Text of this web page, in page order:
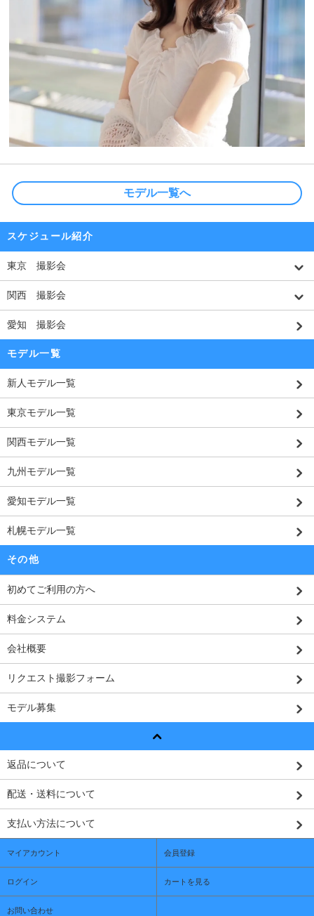
モデル一覧へ
スケジュール紹介
東京 撮影会
関西 撮影会
愛知 撮影会
モデル一覧
新人モデル一覧
東京モデル一覧
関西モデル一覧
九州モデル一覧
愛知モデル一覧
札幌モデル一覧
その他
初めてご利用の方へ
料金システム
会社概要
リクエスト撮影フォーム
モデル募集
返品について
配送・送料について
支払い方法について
マイアカウント 会員登録
ログイン カートを見る
お問い合わせ